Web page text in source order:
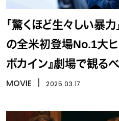
「驚くほど生々しい暴力
の全米初登場No.1大ヒ
ボカイン』劇場で観る
MOVIE 2025.03.17